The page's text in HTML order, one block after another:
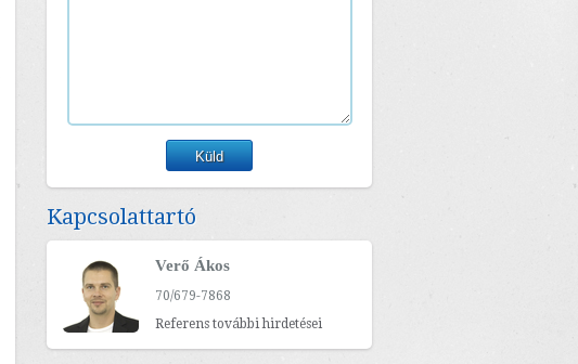
Kapcsolattartó
Verő Ákos
70/679-7868
Referens további hirdetései